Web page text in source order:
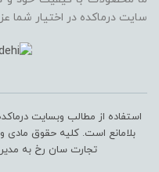
سایت درماکده در اختیار شما
استفاده از مطالب وبسایت
بلامانع است. کلیه حقوق
تجارت سان رخ به